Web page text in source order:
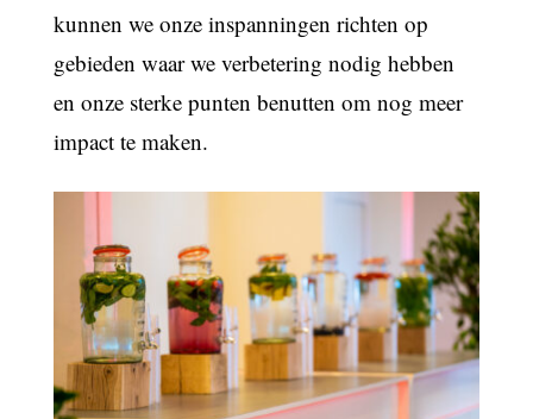
kunnen we onze inspanningen richten op
gebieden waar we verbetering nodig hebben
en onze sterke punten benutten om nog meer
impact te maken.